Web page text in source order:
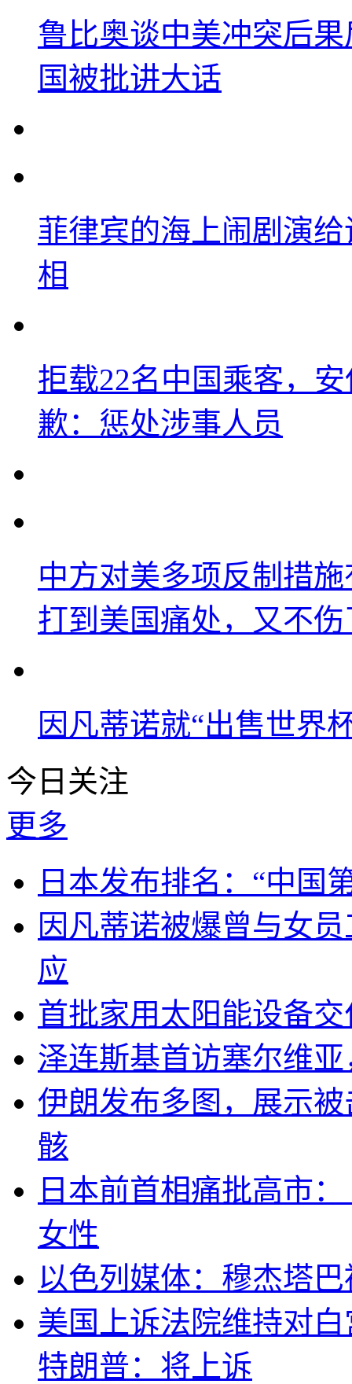
鲁比奥谈中美冲突后
国被批讲大话
菲律宾的海上闹剧演
相
拒载22名中国乘客，
歉：惩处涉事人员
中方对美多项反制措
打到美国痛处，又不
因凡蒂诺就“出售世界
今日关注
更多
日本发布排名：“中国
因凡蒂诺被爆曾与女
应
首批家用太阳能设备
泽连斯基首访塞尔维
伊朗发布多图，展示
骸
日本前首相痛批高市
女性
以色列媒体：穆杰塔
美国上诉法院维持对
特朗普：将上诉